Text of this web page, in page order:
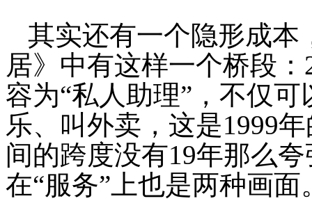
其实还有一个隐形成本
居》中有这样一个桥段
容为“私人助理”，不仅
乐、叫外卖，这是1999
间的跨度没有19年那么
在“服务”上也是两种画面